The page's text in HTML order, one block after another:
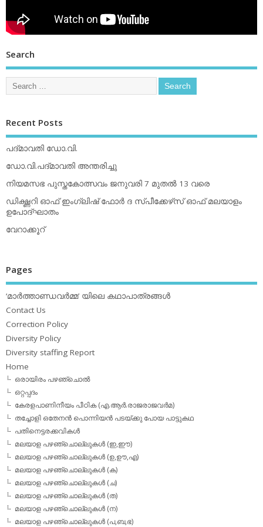
Search
Recent Posts
പദ്മാവതി ഡോ.വി.
ഡോ.വി.പദ്മാവതി അന്തരിച്ചു
നിയമസഭ പുസ്തകോത്സവം ജനുവരി 7 മുതല്‍ 13 വരെ
ഡിക്ഷ്ണറി ഓഫ് ഇംഗ്ലിഷ് ഫോര്‍ ദ സ്പീക്കേഴ്‌സ് ഓഫ് മലയാളം
ഉപോദ്ഘാതം
വേറാക്കൂറ്
Pages
‘മാര്‍ത്താണ്ഡവര്‍മ്മ’ യിലെ കഥാപാത്രങ്ങള്‍
Contact Us
Correction Policy
Diversity Policy
Diversity staffing Report
Home
ഒരായിരം പഴഞ്ചൊല്‍
ഒറ്റപ്പദം
കേരളപാണിനീയം പീഠിക (എ.ആര്‍.രാജരാജവര്‍മ)
തച്ചോളി ഒതേനൻ പൊന്നിയൻ പടയ്‌ക്കു പോയ പാട്ടുകഥ
പതിനെട്ടരക്കവികള്‍
മലയാള പഴഞ്ചൊല്ലുകള്‍ (ഇ,ഈ)
മലയാള പഴഞ്ചൊല്ലുകള്‍ (ഉ,ഊ,എ)
മലയാള പഴഞ്ചൊല്ലുകള്‍ (ക)
മലയാള പഴഞ്ചൊല്ലുകള്‍ (ച)
മലയാള പഴഞ്ചൊല്ലുകള്‍ (ത)
മലയാള പഴഞ്ചൊല്ലുകള്‍ (ന)
മലയാള പഴഞ്ചൊല്ലുകള്‍ (പ,ബ,ഭ)